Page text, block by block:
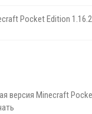
Pocket Edition
версия Minecraft